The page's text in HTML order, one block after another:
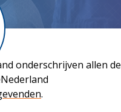
onderschrijven allen de
.